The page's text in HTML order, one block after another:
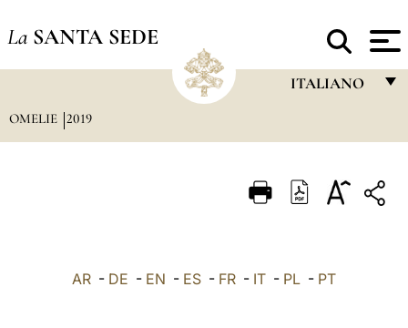
La SANTA SEDE
ITALIANO
ITALIANO
OMELIE 2019
AR - DE - EN - ES - FR - IT - PL - PT